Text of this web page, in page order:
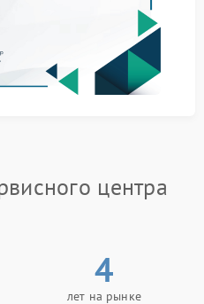
диагностикой
вибрацию. Это
или
приводит к износу
центра
4
лет на рынке